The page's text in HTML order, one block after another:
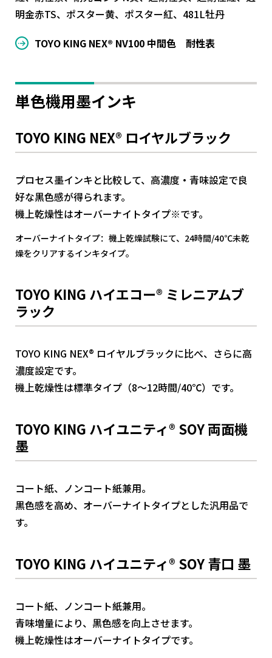
明金赤TS、ポスター黄、ポスター紅、481L牡丹
TOYO KING NEX® NV100 中間色 耐性表
単色機用墨インキ
TOYO KING NEX® ロイヤルブラック
プロセス墨インキと比較して、高濃度・青味設定で良
好な黒色感が得られます。
機上乾燥性はオーバーナイトタイプ※です。
オーバーナイトタイプ：機上乾燥試験にて、24時間/40℃未乾
燥をクリアするインキタイプ。
TOYO KING ハイエコー® ミレニアムブ
ラック
TOYO KING NEX® ロイヤルブラックに比べ、さらに高
濃度設定です。
機上乾燥性は標準タイプ（8～12時間/40℃）です。
TOYO KING ハイユニティ® SOY 両面機
墨
コート紙、ノンコート紙兼用。
黒色感を高め、オーバーナイトタイプとした汎用品で
す。
TOYO KING ハイユニティ® SOY 青口 墨
コート紙、ノンコート紙兼用。
青味増量により、黒色感を向上させます。
機上乾燥性はオーバーナイトタイプです。